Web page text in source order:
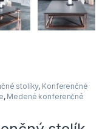
stolíky, Konferenčné
, Medené konferenčné